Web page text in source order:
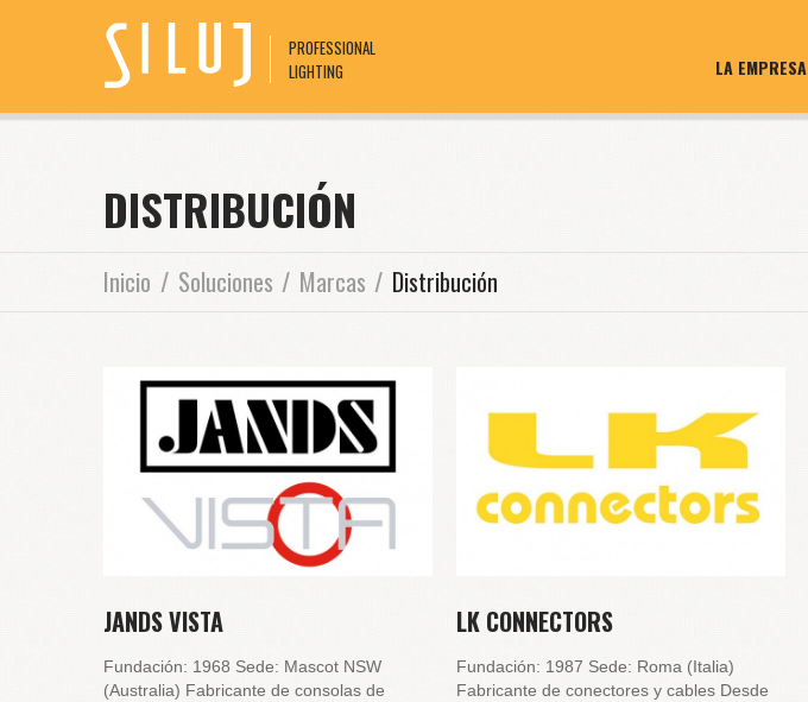
PROFESSIONAL
LIGHTING
LA EMPRESA
DISTRIBUCIÓN
Inicio Soluciones Marcas Distribución
JANDS VISTA
Fundación: 1968 Sede: Mascot NSW
(Australia) Fabricante de consolas de
LK CONNECTORS
Fundación: 1987 Sede: Roma (Italia)
Fabricante de conectores y cables Desde